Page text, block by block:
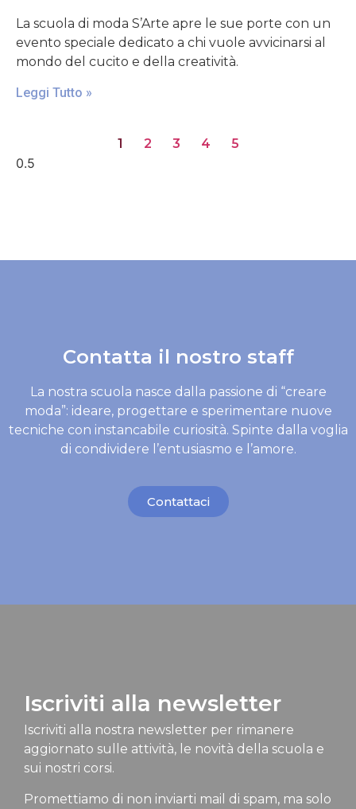
La scuola di moda S’Arte apre le sue porte con un
evento speciale dedicato a chi vuole avvicinarsi al
mondo del cucito e della creatività.
Leggi Tutto »
1 2 3 4 5
Contatta il nostro staff
La nostra scuola nasce dalla passione di “creare
moda”: ideare, progettare e sperimentare nuove
tecniche con instancabile curiosità. Spinte dalla voglia
di condividere l’entusiasmo e l’amore.
Contattaci
Iscriviti alla newsletter
Iscriviti alla nostra newsletter per rimanere
aggiornato sulle attività, le novità della scuola e
sui nostri corsi.
Promettiamo di non inviarti mail di spam, ma solo